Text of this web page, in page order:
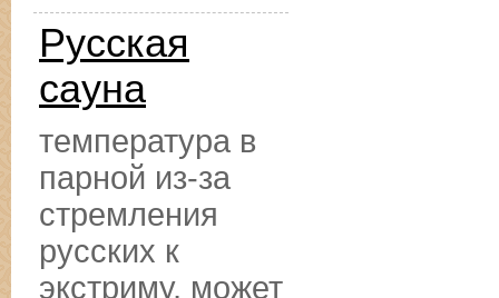
Русская
сауна
температура в
парной из-за
стремления
русских к
экстриму, может